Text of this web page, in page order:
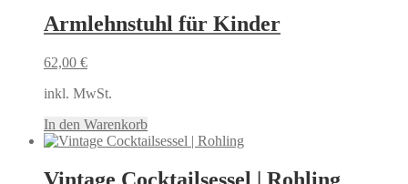
Armlehnstuhl für Kinder
62,00 €
inkl. MwSt.
In den Warenkorb
Vintage Cocktailsessel | Rohling